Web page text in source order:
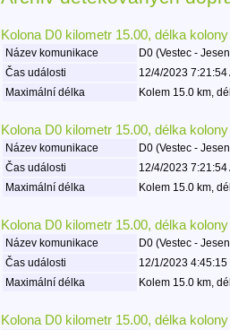
Kolona D0 kilometr 15.00, délka
Název komunikace D0 (Vestec -
Čas události
12/4/2023 7:21:54
Maximální délka
Kolem 15.0 km,
Kolona D0 kilometr 15.00, délka
Název komunikace D0 (Vestec -
Čas události
12/4/2023 7:21:54
Maximální délka
Kolem 15.0 km,
Kolona D0 kilometr 15.00, délka
Název komunikace D0 (Vestec -
Čas události
12/1/2023
Maximální délka
Kolem 15.0 km,
Kolona D0 kilometr 15.00, délka